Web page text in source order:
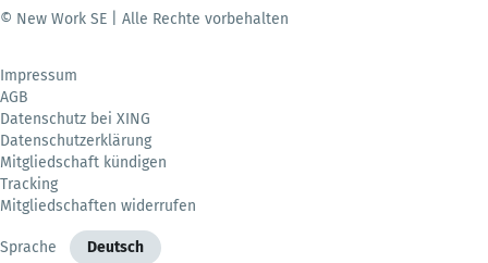
© New Work SE | Alle Rechte vorbehalten
Impressum
AGB
Datenschutz bei XING
Datenschutzerklärung
Mitgliedschaft kündigen
Tracking
Mitgliedschaften widerrufen
Sprache Deutsch